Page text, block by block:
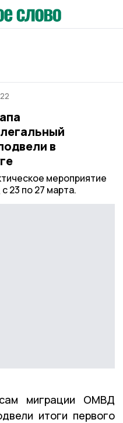
в
мероприятие
23 по 27 марта.
миграции ОМВД
итоги первого